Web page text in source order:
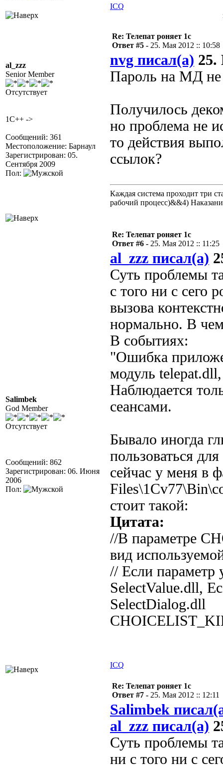
ICQ
al_zzz
Senior Member
Отсутствует
1C++ ->
Сообщений: 361
Местоположение: Барнаул
Зарегистрирован: 05.
Сентября 2009
Пол:
Re: Телепат роняет 1с
Ответ #5 - 25. Мая 2012 :: 10:58
nvg писал(а) 25.
Пароль на МД не
Получилось
но проблема не
то действия
ссылок?
Каждая система проходит три
рабочий процесс)&&4)
Salimbek
God Member
Отсутствует
Сообщений: 862
Зарегистрирован: 06. Июня
2006
Пол:
Re: Телепат роняет 1с
Ответ #6 - 25. Мая 2012 :: 11:25
al_zzz писал(а)
Суть проблемы
с того ни с сего
вызова
нормально. В
В событиях:
"Ошибка
модуль
Наблюдается
сеансами.
Бывало иногда
пользоваться
сейчас у меня в
стоит такой:
Цитата:
//В параметре
вид
// Если параметр
SelectValue.dll,
SelectDialog.dll
ICQ
Re: Телепат роняет 1с
Ответ #7 - 25. Мая 2012 :: 12:11
Salimbek
al_zzz писал(а)
Суть проблемы
ни с того ни с